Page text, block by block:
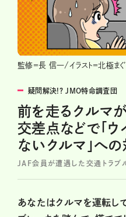
監修＝長 信一/イラスト＝北極まぐ
疑問解決!? JMO特命調査団
前を走るクルマ
交差点などで「ウ
ないクルマ」へ
JAF会員が遭遇した交通トラブ
あなたはクルマを運転し